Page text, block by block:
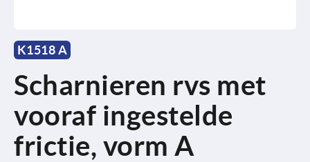
K1518 A
Scharnieren rvs met
vooraf ingestelde
frictie, vorm A